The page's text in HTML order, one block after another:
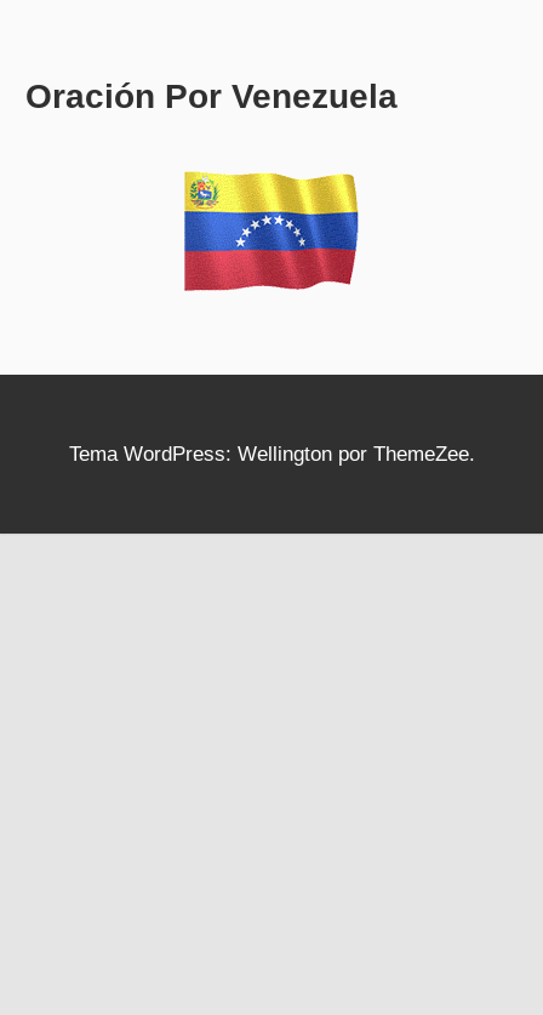
Oración Por Venezuela
Tema WordPress: Wellington por ThemeZee.